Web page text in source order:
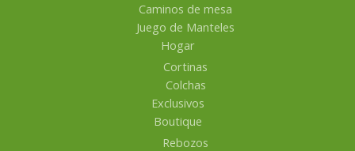
Caminos de mesa
Juego de Manteles
Hogar
Cortinas
Colchas
Exclusivos
Boutique
Rebozos